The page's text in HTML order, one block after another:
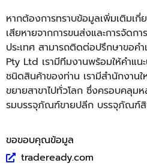
หากต้องการทราบข้อมูลเพิ่มเติมเ
เสียหายจากการขนส่งและการจัดกา
ประเทศ สามารถติดต่อปรึกษาขอค
Pty Ltd เรามีทีมงานพร้อมให้คำแน
ชนิดสินค้าของท่าน เรามีสำนักงาน
ขยายสาขาไปทั่วโลก ซึ่งครอบคลุม
รมบรรจุภัณฑ์ขายปลีก บรรจุภัณฑ์สิ
ขอขอบคุณข้อมูล
tradeready.com